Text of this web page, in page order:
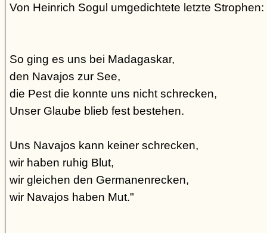
Von Heinrich Sogul umgedichtete letzte Strophen:
So ging es uns bei Madagaskar,
den Navajos zur See,
die Pest die konnte uns nicht schrecken,
Unser Glaube blieb fest bestehen.
Uns Navajos kann keiner schrecken,
wir haben ruhig Blut,
wir gleichen den Germanenrecken,
wir Navajos haben Mut."